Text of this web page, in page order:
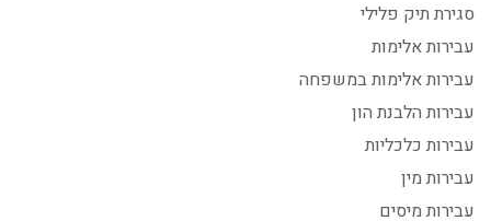
סגירת תיק פלילי
עבירות אלימות
עבירות אלימות במשפחה
עבירות הלבנת הון
עבירות כלכליות
עבירות מין
עבירות מיסים